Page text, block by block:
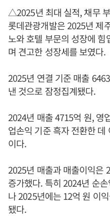
△2025년 최대 실적, 채무
롯데관광개발은 2025년 제
노와 호텔 부문의 성장에
며 견고한 성장세를 보였다.
2025년 연결 기준 매출
낸 것으로 잠정집계됐다.
2024년 매출 4715억 원, 영
업손익 기준 흑자 전환한
이다.
2025년 매출과 매출이익은
증가했다. 특히 2024년 순
나 2025년에는 12억 원 이
됐다.